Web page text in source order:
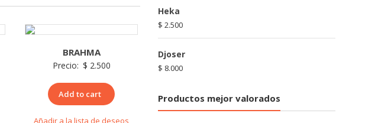
BRAHMA
Precio: $ 2.500
Add to cart
Añadir a la lista de deseos
Heka
$ 2.500
Djoser
$ 8.000
Productos mejor valorados